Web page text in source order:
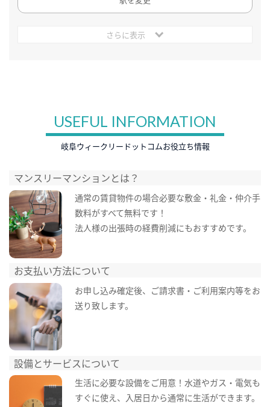
さらに表示
USEFUL INFORMATION
岐阜ウィークリードットコムお役立ち情報
マンスリーマンションとは？
通常の賃貸物件の場合必要な敷金・礼金・仲介手
数料がすべて無料です！
法人様の出張時の経費削減にもおすすめです。
お支払い方法について
お申し込み確定後、ご請求書・ご利用案内等をお
送り致します。
設備とサービスについて
生活に必要な設備をご用意！水道やガス・電気も
すぐに使え、入居日から通常に生活ができます。